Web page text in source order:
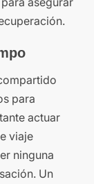
para
actuar
viaje
ninguna
Un